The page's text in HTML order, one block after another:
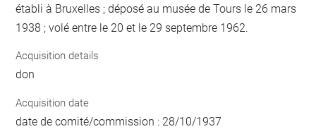
établi à Bruxelles ; déposé au musée de Tours le 26 mars
1938 ; volé entre le 20 et le 29 septembre 1962.
Acquisition details
don
Acquisition date
date de comité/commission : 28/10/1937